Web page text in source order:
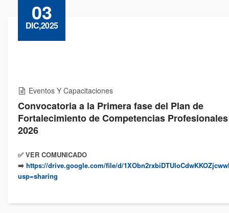
03
DIC,2025
Eventos Y Capacitaciones
Convocatoria a la Primera fase del Plan de
Fortalecimiento de Competencias
2026
✅️ VER COMUNICADO
➡️ https://drive.google.com/file/d/
usp=sharing